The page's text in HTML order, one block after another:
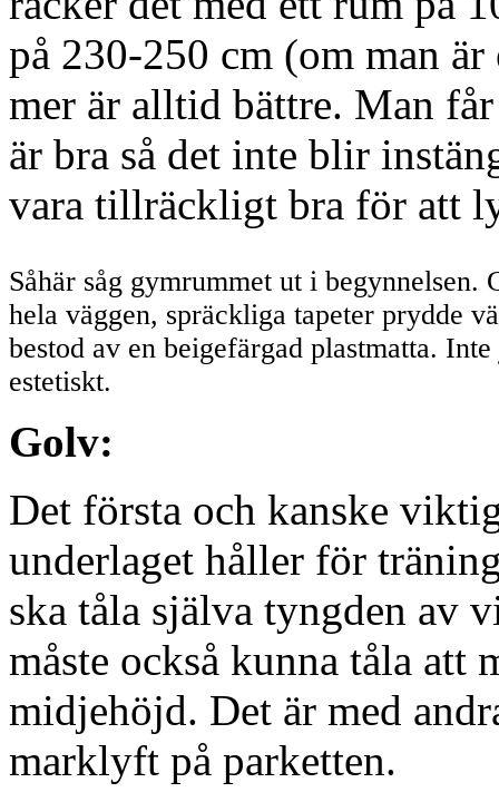
på 230-250 cm (om man
mer är alltid bättre. Man
är bra så det inte blir
vara tillräckligt bra för att
Såhär såg gymrummet ut i begynnelsen.
hela väggen, spräckliga tapeter prydde
bestod av en beigefärgad plastmatta.
estetiskt.
Golv:
Det första och kanske
underlaget håller för
ska tåla själva tyngden av
måste också kunna tåla att
midjehöjd. Det är med
marklyft på parketten.